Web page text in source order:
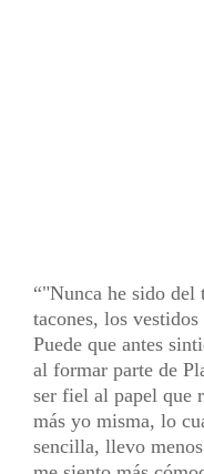
"Nunca he sido del
tacones, los
Puede que antes
al formar parte de
ser fiel al papel que
más yo misma, lo
sencilla, llevo